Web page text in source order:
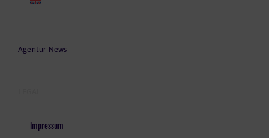
Agentur News
Impressum